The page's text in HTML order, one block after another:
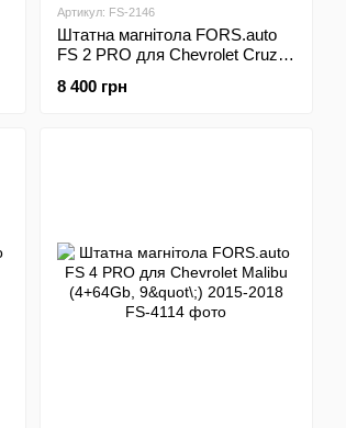
Артикул: FS-2146
Штатна магнітола FORS.auto
FS 2 PRO для Chevrolet Cruze
8 400 грн